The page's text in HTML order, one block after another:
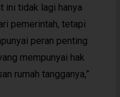
ini tidak lagi hanya
pemerintah, tetapi
peran penting
mempunyai hak
rumah tangganya,”